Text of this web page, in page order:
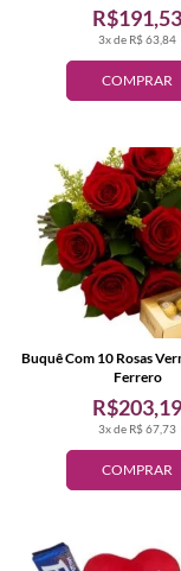
COMPRAR
3x de R$ 63,84
R$191,53
COMPRAR
3x de R$ 67,73
R$203,19
Buquê Com 10 Rosas
Ferrero